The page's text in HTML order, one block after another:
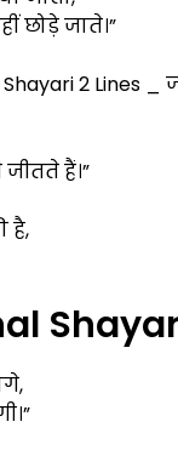
छोड़े जाते।”
हैं।”
है,